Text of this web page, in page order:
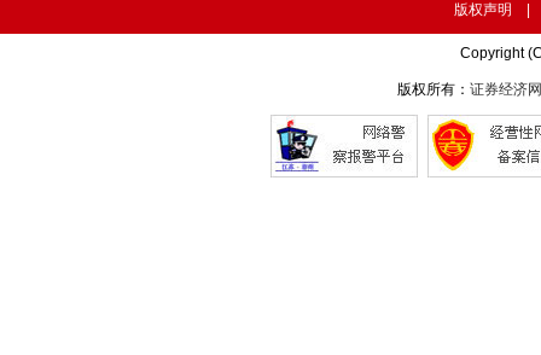
版权声明
Copyright
版权所有：证券经济